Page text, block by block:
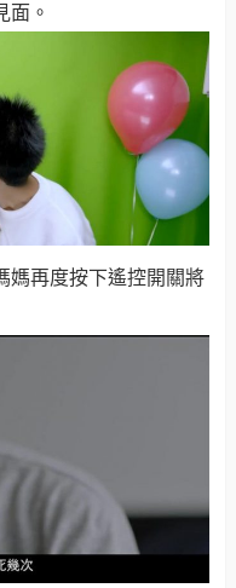
面。
媽再度按下遙控開關將